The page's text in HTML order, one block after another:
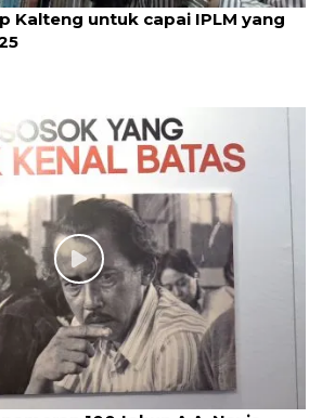
Kalteng untuk capai IPLM yang